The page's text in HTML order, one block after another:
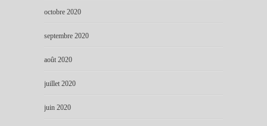
octobre 2020
septembre 2020
août 2020
juillet 2020
juin 2020